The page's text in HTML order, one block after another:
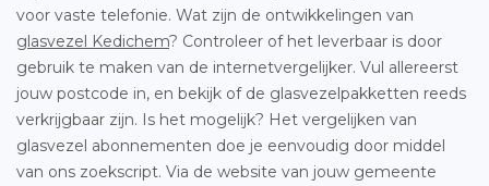
voor vaste telefonie. Wat zijn de ontwikkelingen van
glasvezel Kedichem? Controleer of het leverbaar is door
gebruik te maken van de internetvergelijker. Vul allereerst
jouw postcode in, en bekijk of de glasvezelpakketten reeds
verkrijgbaar zijn. Is het mogelijk? Het vergelijken van
glasvezel abonnementen doe je eenvoudig door middel
van ons zoekscript. Via de website van jouw gemeente